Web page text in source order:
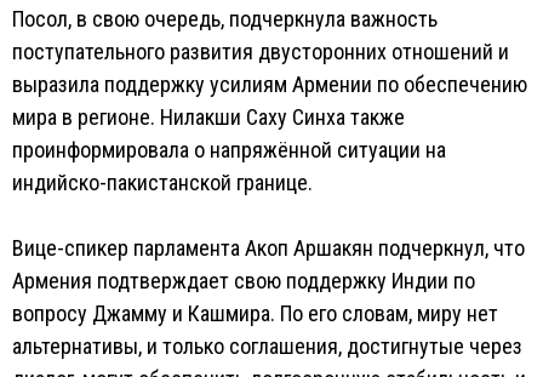
Посол, в свою очередь, подчеркнула важность
поступательного развития двусторонних отношений и
выразила поддержку усилиям Армении по обеспечению
мира в регионе. Нилакши Саху Синха также
проинформировала о напряжённой ситуации на
индийско-пакистанской границе.
Вице-спикер парламента Акоп Аршакян подчеркнул, что
Армения подтверждает свою поддержку Индии по
вопросу Джамму и Кашмира. По его словам, миру нет
альтернативы, и только соглашения, достигнутые через